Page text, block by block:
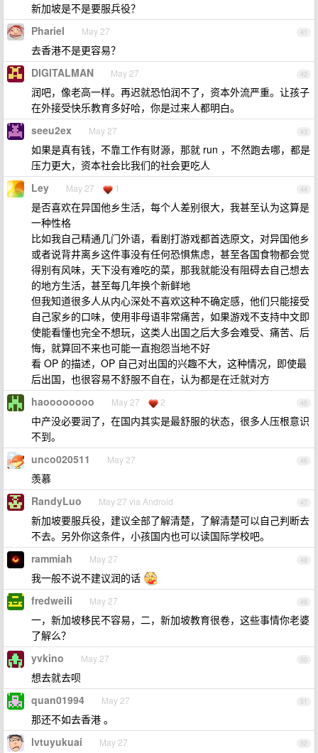
新加坡是不是要服兵役？
41
Phariel May 27
去香港不是更容易？
42
DIGITALMAN May 27
润吧，像老高一样。再迟就恐怕润不了，资本外流严重。让孩子
在外接受快乐教育多好哈，你是过来人都明白。
43
seeu2ex May 27
如果是真有钱，不靠工作有财源，那就 run ，不然跑去哪，都是
压力更大，资本社会比我们的社会更吃人
44
Ley May 27 1
是否喜欢在异国他乡生活，每个人差别很大，我甚至认为这算是
一种性格
比如我自己精通几门外语，看剧打游戏都首选原文，对异国他乡
或者说背井离乡这件事没有任何恐惧焦虑，甚至各国食物都会觉
得别有风味，天下没有难吃的菜，那我就能没有阻碍去自己想去
的地方生活，甚至每几年换个新鲜地
但我知道很多人从内心深处不喜欢这种不确定感，他们只能接受
自己家乡的口味，使用非母语非常痛苦，如果游戏不支持中文即
使能看懂也完全不想玩，这类人出国之后大多会难受、痛苦、后
悔，就算回不来也可能一直抱怨当地不好
看 OP 的描述，OP 自己对出国的兴趣不大，这种情况，即使最
后出国，也很容易不舒服不自在，认为都是在迁就对方
45
haoooooooo May 27 2
中产没必要润了，在国内其实是最舒服的状态，很多人压根意识
不到。
46
unco020511 May 27
羡慕
47
RandyLuo May 27 via Android
新加坡要服兵役，建议全部了解清楚，了解清楚可以自己判断去
不去。另外你这条件，小孩国内也可以读国际学校吧。
48
rammiah May 27
我一般不说不建议润的话
49
fredweili May 27
一，新加坡移民不容易，二，新加坡教育很卷，这些事情你老婆
了解么？
50
yvkino May 27
想去就去呗
51
quan01994 May 27
那还不如去香港 。
52
lvtuyukuai May 27